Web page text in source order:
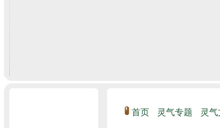
首页 灵气专题 灵